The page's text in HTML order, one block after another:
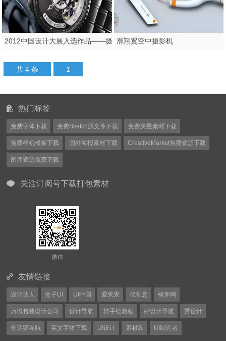
2012中国设计大展入选作品——摄影师系列概念款 GA8260.WBW
滑翔翼空中摄影机
共 4 条 1
热门标签
免费字体下载 免费Sketch源文件下载 免费矢量素材下载
免费样机模板下载 国外海报素材下载 CreativeMarket免费资源下载
图库资源免费下载
关注订阅号下载打包素材
微信
友情链接
设计达人 盒子UI UI中国 爱果果 优创意 模库网
万域包装设计公司 设计导航 转手绘教程 好设计导航 秀设计
创造狮导航 英文字体下载 UI设计 素材岛 UI制造者